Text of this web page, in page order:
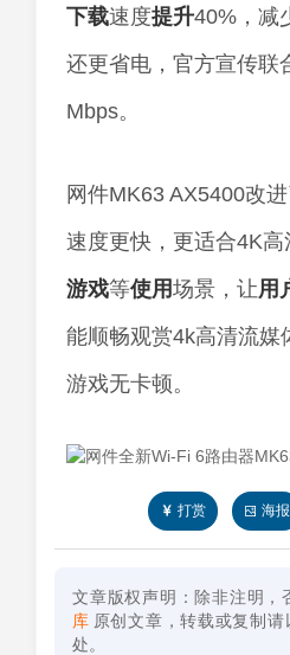
下载速度提升40%，减
还更省电，官方宣传联
Mbps。
网件MK63 AX5400改
速度更快，更适合4K高
游戏等使用场景，让用
能顺畅观赏4k高清流媒
游戏无卡顿。
打赏 海报
文章版权声明：除非注明，
库 原创文章，转载或复制
处。